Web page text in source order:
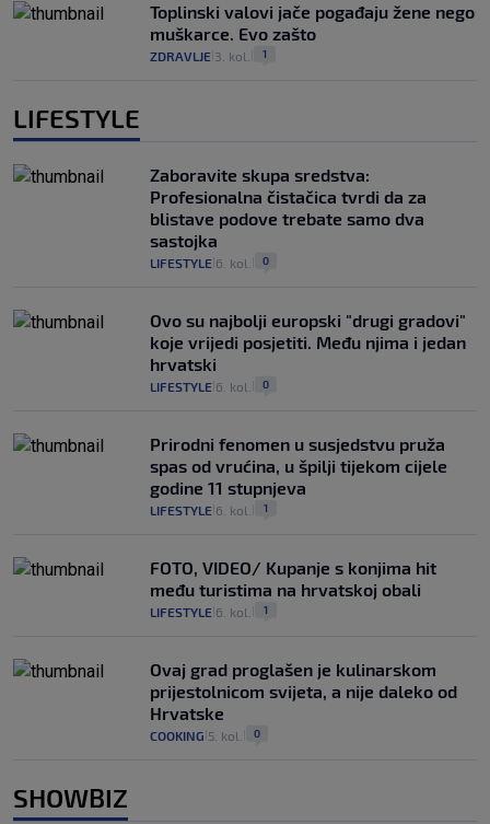
Toplinski valovi jače pogađaju žene nego
muškarce. Evo zašto
ZDRAVLJE 3. kol. 1
LIFESTYLE
Zaboravite skupa sredstva:
Profesionalna čistačica tvrdi da za
blistave podove trebate samo dva
sastojka
LIFESTYLE 6. kol. 0
Ovo su najbolji europski "drugi gradovi"
koje vrijedi posjetiti. Među njima i jedan
hrvatski
LIFESTYLE 6. kol. 0
Prirodni fenomen u susjedstvu pruža
spas od vrućina, u špilji tijekom cijele
godine 11 stupnjeva
LIFESTYLE 6. kol. 1
FOTO, VIDEO/ Kupanje s konjima hit
među turistima na hrvatskoj obali
LIFESTYLE 6. kol. 1
Ovaj grad proglašen je kulinarskom
prijestolnicom svijeta, a nije daleko od
Hrvatske
COOKING 5. kol. 0
SHOWBIZ